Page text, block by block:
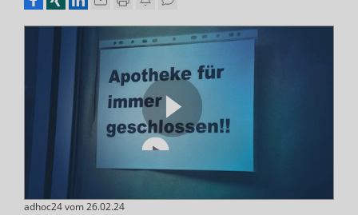
adhoc24 vom 26.02.24